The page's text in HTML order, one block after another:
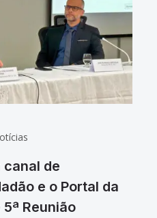
canal de
e o Portal da
Reunião